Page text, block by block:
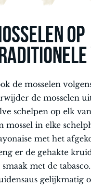
OP
de mosselen
de mosselen
schelpen op elk
mossel in elke
met het
er de gehakte
smaak met de
gelijkmatig